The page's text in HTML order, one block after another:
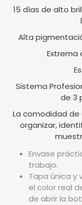
15 días de alto
Alta
Extrema
Sistema
de 3
La comodidad
organizar,
Envase
trabajo.
Tapa única y
el color real
de abrir la